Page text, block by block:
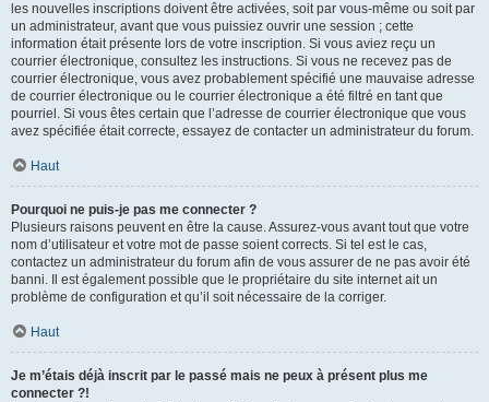
les nouvelles inscriptions doivent être activées, soit par vous-même ou soit par
un administrateur, avant que vous puissiez ouvrir une session ; cette
information était présente lors de votre inscription. Si vous aviez reçu un
courrier électronique, consultez les instructions. Si vous ne recevez pas de
courrier électronique, vous avez probablement spécifié une mauvaise adresse
de courrier électronique ou le courrier électronique a été filtré en tant que
pourriel. Si vous êtes certain que l’adresse de courrier électronique que vous
avez spécifiée était correcte, essayez de contacter un administrateur du forum.
Haut
Pourquoi ne puis-je pas me connecter ?
Plusieurs raisons peuvent en être la cause. Assurez-vous avant tout que votre
nom d’utilisateur et votre mot de passe soient corrects. Si tel est le cas,
contactez un administrateur du forum afin de vous assurer de ne pas avoir été
banni. Il est également possible que le propriétaire du site internet ait un
problème de configuration et qu’il soit nécessaire de la corriger.
Haut
Je m’étais déjà inscrit par le passé mais ne peux à présent plus me
connecter ?!